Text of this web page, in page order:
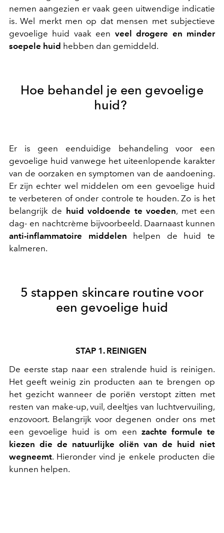
nemen aangezien er vaak geen uitwendige indicatie
is. Wel merkt men op dat mensen met subjectieve
gevoelige huid vaak een veel drogere en minder
soepele huid hebben dan gemiddeld.
Hoe behandel je een gevoelige
huid?
Er is geen eenduidige behandeling voor een
gevoelige huid vanwege het uiteenlopende karakter
van de oorzaken en symptomen van de aandoening.
Er zijn echter wel middelen om een gevoelige huid
te verbeteren of onder controle te houden. Zo is het
belangrijk de huid voldoende te voeden, met een
dag- en nachtcrème bijvoorbeeld. Daarnaast kunnen
anti-inflammatoire middelen helpen de huid te
kalmeren.
5 stappen skincare routine voor
een gevoelige huid
STAP 1. REINIGEN
De eerste stap naar een stralende huid is reinigen.
Het geeft weinig zin producten aan te brengen op
het gezicht wanneer de poriën verstopt zitten met
resten van make-up, vuil, deeltjes van luchtvervuiling,
enzovoort. Belangrijk voor degenen onder ons met
een gevoelige huid is om een zachte formule te
kiezen die de natuurlijke oliën van de huid niet
wegneemt. Hieronder vind je enkele producten die
kunnen helpen.